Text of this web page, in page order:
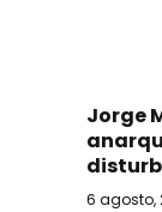
Jorge
6 agosto,